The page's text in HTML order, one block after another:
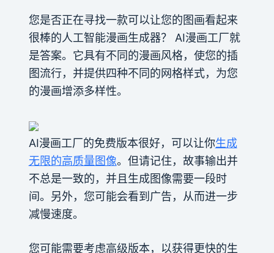
您是否正在寻找一款可以让您的图画看起来
很棒的人工智能漫画生成器？ AI漫画工厂就
是答案。它具有不同的漫画风格，使您的插
图流行，并提供四种不同的网格样式，为您
的漫画增添多样性。
AI漫画工厂的免费版本很好，可以让你生成
无限的高质量图像。但请记住，故事输出并
不总是一致的，并且生成图像需要一段时
间。另外，您可能会看到广告，从而进一步
减慢速度。
您可能需要考虑高级版本，以获得更快的生